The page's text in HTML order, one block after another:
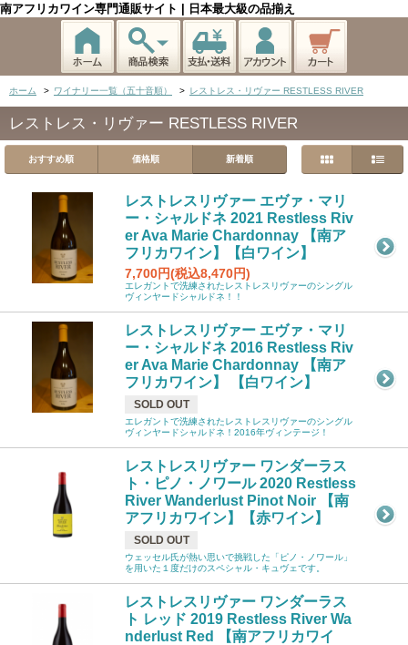
南アフリカワイン専門通販サイト | 日本最大級の品揃え
ホーム > ワイナリー一覧（五十音順） > レストレス・リヴァー RESTLESS RIVER
レストレス・リヴァー RESTLESS RIVER
おすすめ順 価格順 新着順
レストレスリヴァー エヴァ・マリ
ー・シャルドネ 2021 Restless Riv
er Ava Marie Chardonnay 【南ア
フリカワイン】【白ワイン】
7,700円(税込8,470円)
エレガントで洗練されたレストレスリヴァーのシングル
ヴィンヤードシャルドネ！！
レストレスリヴァー エヴァ・マリ
ー・シャルドネ 2016 Restless Riv
er Ava Marie Chardonnay 【南ア
フリカワイン】 【白ワイン】
SOLD OUT
エレガントで洗練されたレストレスリヴァーのシングル
ヴィンヤードシャルドネ！2016年ヴィンテージ！
レストレスリヴァー ワンダーラス
ト・ピノ・ノワール 2020 Restless
River Wanderlust Pinot Noir 【南
アフリカワイン】【赤ワイン】
SOLD OUT
ウェッセル氏が熱い思いで挑戦した「ピノ・ノワール」
を用いた１度だけのスペシャル・キュヴェです。
レストレスリヴァー ワンダーラス
ト レッド 2019 Restless River Wa
nderlust Red 【南アフリカワイ